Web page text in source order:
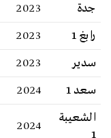
جدة 2023
رابغ 1
2023
سدير
2023
سعد 1
2024
الشعيبة
1
2024